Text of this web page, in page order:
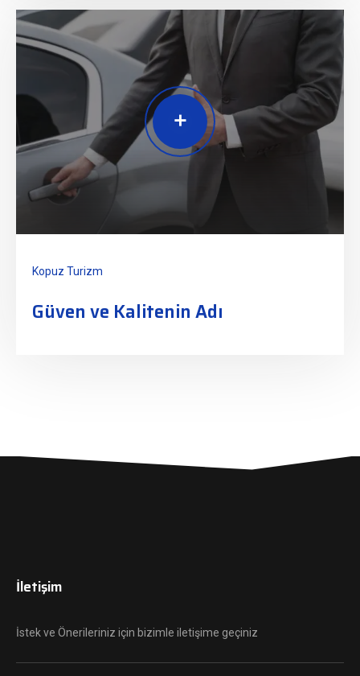
Kopuz Turizm
Güven ve Kalitenin Adı
İletişim
İstek ve Önerileriniz için bizimle iletişime geçiniz